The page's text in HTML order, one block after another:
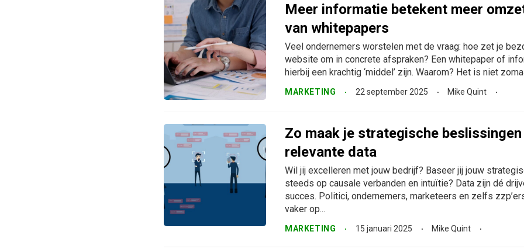
Meer informatie betekent meer
van whitepapers
Veel ondernemers worstelen met de vraag: hoe zet je
website om in concrete afspraken? Een whitepaper of
hierbij een krachtig ‘middel’ zijn. Waarom? Het is niet
MARKETING 22 september 2025 Mike Quint
Zo maak je strategische
relevante data
Wil jij excelleren met jouw bedrijf? Baseer jij jouw
steeds op causale verbanden en intuïtie? Data zijn dé
succes. Politici, ondernemers, marketeers en zelfs
vaker op...
MARKETING 15 januari 2025 Mike Quint